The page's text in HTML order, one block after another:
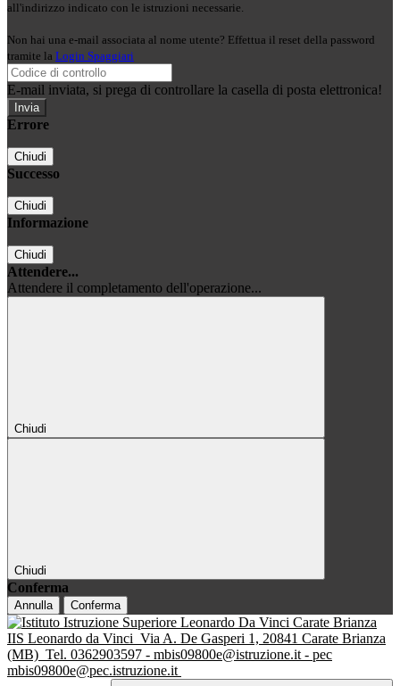
all'indirizzo indicato con le istruzioni necessarie.
Non hai una e-mail associata al nome utente? Effettua il reset della password
tramite la Login Spaggiari
E-mail inviata, si prega di controllare la casella di posta elettronica!
Errore
Chiudi
Successo
Chiudi
Informazione
Chiudi
Attendere...
Attendere il completamento dell'operazione...
Chiudi
Chiudi
Conferma
Annulla Conferma
IIS Leonardo da Vinci Via A. De Gasperi 1, 20841 Carate Brianza
(MB) Tel. 0362903597 - mbis09800e@istruzione.it - pec
mbis09800e@pec.istruzione.it